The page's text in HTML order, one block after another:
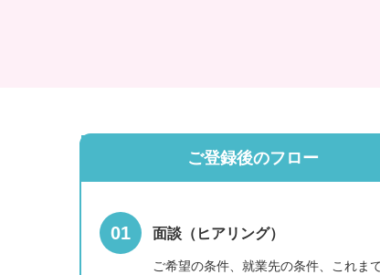
ご登録後のフロー
面談（ヒアリング）
ご希望の条件、就業先の条件、これま